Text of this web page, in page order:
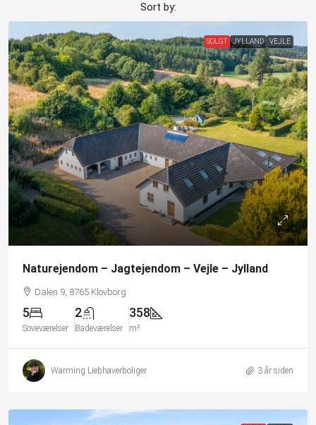
Sort by:
SOLGT JYLLAND VEJLE
Naturejendom – Jagtejendom – Vejle – Jylland
Dalen 9, 8765 Klovborg
5
Soveværelser
2
Badeværelser
358
m²
Warming Liebhaverboliger 3 år siden